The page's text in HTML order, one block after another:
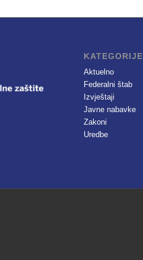
KATEGORIJE
Aktuelno
Federalni štab
Izvještaji
Javne nabavke
Zakoni
Uredbe